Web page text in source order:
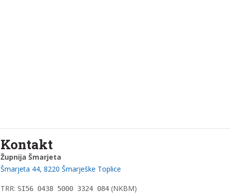
Kontakt
Župnija Šmarjeta
Šmarjeta 44, 8220 Šmarješke Toplice
TRR: SI56 0438 5000 3324 084 (NKBM)